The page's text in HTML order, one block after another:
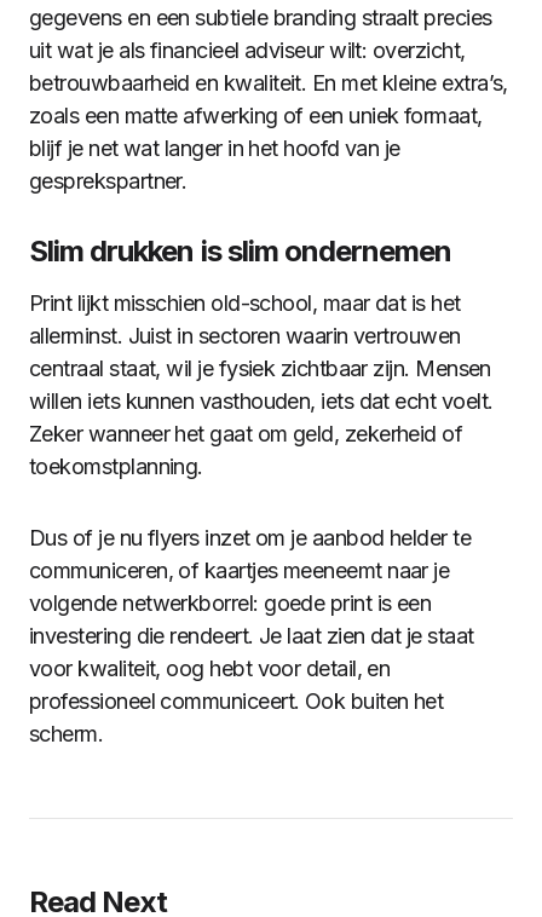
gegevens en een subtiele branding straalt precies
uit wat je als financieel adviseur wilt: overzicht,
betrouwbaarheid en kwaliteit. En met kleine extra’s,
zoals een matte afwerking of een uniek formaat,
blijf je net wat langer in het hoofd van je
gesprekspartner.
Slim drukken is slim ondernemen
Print lijkt misschien old-school, maar dat is het
allerminst. Juist in sectoren waarin vertrouwen
centraal staat, wil je fysiek zichtbaar zijn. Mensen
willen iets kunnen vasthouden, iets dat echt voelt.
Zeker wanneer het gaat om geld, zekerheid of
toekomstplanning.
Dus of je nu flyers inzet om je aanbod helder te
communiceren, of kaartjes meeneemt naar je
volgende netwerkborrel: goede print is een
investering die rendeert. Je laat zien dat je staat
voor kwaliteit, oog hebt voor detail, en
professioneel communiceert. Ook buiten het
scherm.
Read Next